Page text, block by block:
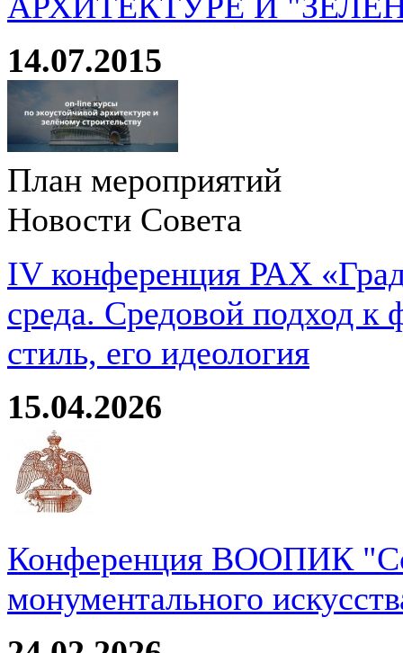
14.07.2015
План мероприятий
Новости Совета
IV конференция РАХ
среда. Средовой подход
стиль, его идеология
15.04.2026
Конференция ВООПИК
монументального